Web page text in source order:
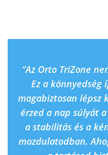
“Az Orto TriZone
Ez a könnyedség
magabiztosan lépsz
érzed a nap súlyát
a stabilitás és a
mozdulatodban.